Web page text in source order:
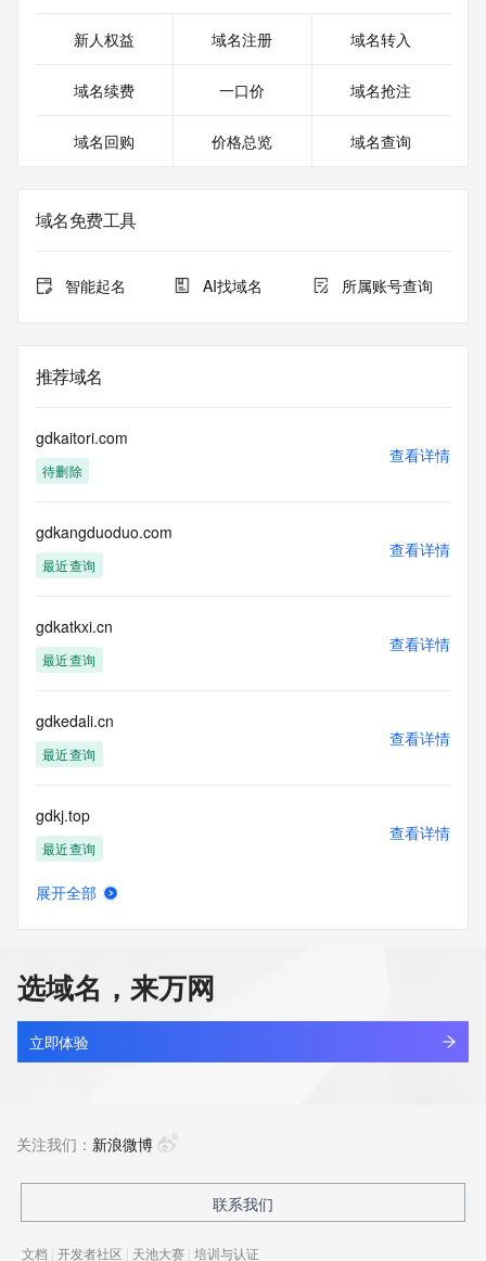
新人权益 域名注册 域名转入
域名续费 一口价 域名抢注
域名回购 价格总览 域名查询
域名免费工具
智能起名 AI找域名 所属账号查询
推荐域名
gdkaitori.com
待删除
查看详情
gdkangduoduo.com
最近查询
查看详情
gdkatkxi.cn
最近查询
查看详情
gdkedali.cn
最近查询
查看详情
gdkj.top
最近查询
查看详情
gdkjn.cn
最近查询
查看详情
最近查询
展开全部
选域名，来万网
立即体验
关注我们： 新浪微博
联系我们
文档 | 开发者社区 | 天池大赛 | 培训与认证